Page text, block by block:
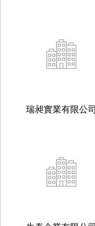
瑞昶實業有限公司